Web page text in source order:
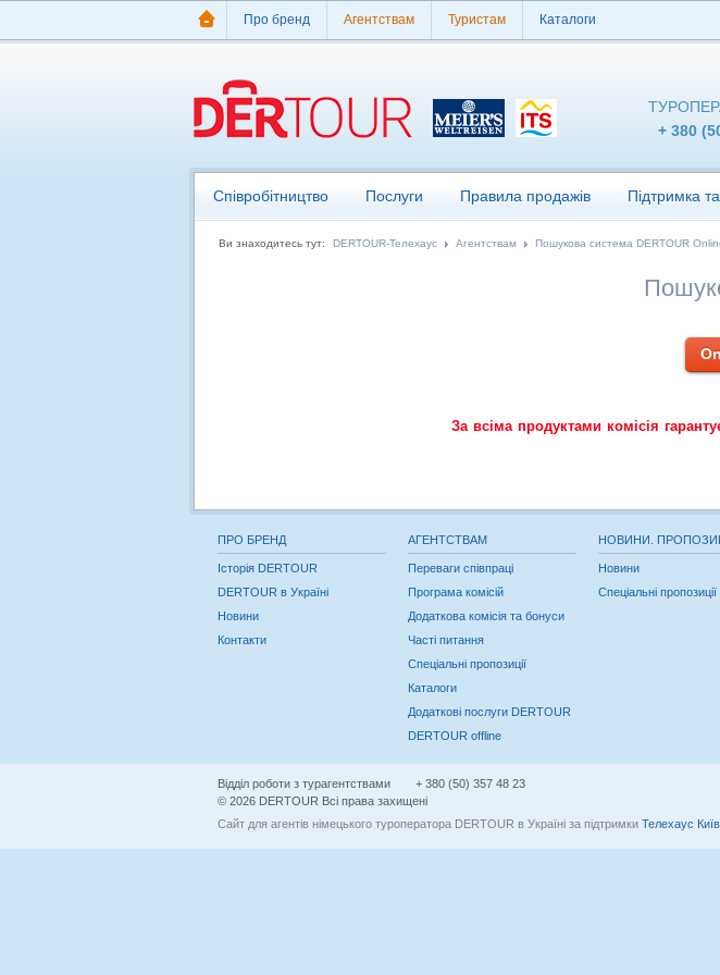
Про бренд Агентствам Туристам Каталоги
+ 380
Співробітництво Послуги Правила продажів Підтримка
Ви знаходитесь тут: DERTOUR-Телехаус Агентствам Пошукова система DERTOUR
За всіма продуктами комісія
ПРО БРЕНД
Історія DERTOUR
DERTOUR в Україні
Новини
Контакти
АГЕНТСТВАМ
Переваги співпраці
Програма комісій
Додаткова комісія та бонуси
Часті питання
Спеціальні пропозиції
Каталоги
Додаткові послуги DERTOUR
DERTOUR offline
НОВИНИ.
Новини
Спеціальні пропозиції
Відділ роботи з турагентствами
+ 380 (50) 357 48 23
© 2026 DERTOUR Всі права захищені
Сайт для агентів німецького туроператора DERTOUR в Україні за підтримки Телехаус